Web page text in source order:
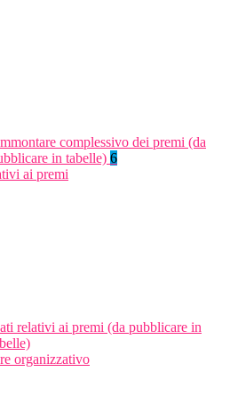
complessivo dei premi (da
in tabelle) 6
ai premi
relativi ai premi (da pubblicare in
organizzativo